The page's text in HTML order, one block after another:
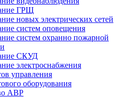
ГРЩ
новых электрических сетей
систем оповещения
систем охранно пожарной
СКУД
электроснабжения
управления
оборудования
АВР